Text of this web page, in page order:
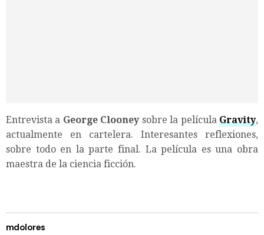
Entrevista a George Clooneysobre la películaGravity,
actualmente en cartelera. Interesantes reflexiones,
sobre todo en la parte final. La película es una obra
maestra de la ciencia ficción.
mdolores